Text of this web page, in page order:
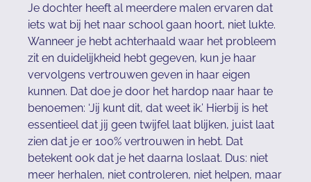
Je dochter heeft al meerdere malen ervaren dat
iets wat bij het naar school gaan hoort, niet lukte.
Wanneer je hebt achterhaald waar het probleem
zit en duidelijkheid hebt gegeven, kun je haar
vervolgens vertrouwen geven in haar eigen
kunnen. Dat doe je door het hardop naar haar te
benoemen: ‘Jij kunt dit, dat weet ik.’ Hierbij is het
essentieel dat jij geen twijfel laat blijken, juist laat
zien dat je er 100% vertrouwen in hebt. Dat
betekent ook dat je het daarna loslaat. Dus: niet
meer herhalen, niet controleren, niet helpen, maar